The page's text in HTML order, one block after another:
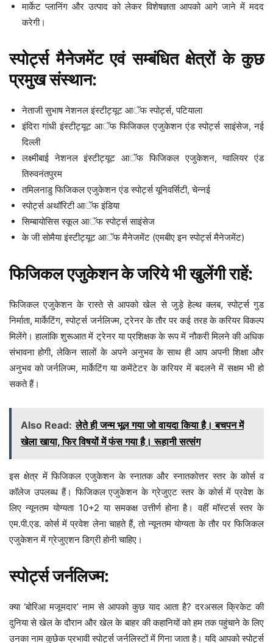
मार्केट प्लानिंग और उत्पाद को लेकर विशेषज्ञता आपको आगे जाने में मदद
करेगी।
स्पोर्ट्स मैनेजमेंट एवं सम्बंधित क्षेत्रों के कुछ
प्रमुख संस्थान:
नेताजी सुभाष नेशनल इंस्टीट्यूट आॅफ स्पोर्ट्स, पटियाला
इंदिरा गांधी इंस्टीट्यूट आॅफ फिजिकल एजुकेशन एंड स्पोर्ट्स साइंसेज, नई
दिल्ली
लक्ष्मीबाई नेशनल इंस्टीट्यूट आॅफ फिजिकल एजुकेशन, ग्वालियर एंड
तिरुवनंतपुरम
तमिलनाडु फिजिकल एजुकेशन एंड स्पोर्ट्स यूनिवर्सिटी, चेन्नई
स्पोर्ट्स अथॉरिटी आॅफ इंडिया
सिम्बायोसिस स्कूल आॅफ स्पोर्ट्स साइंसेज
के जी सोमैया इंस्टीट्यूट आॅफ मैनेजमेंट (एमबीए इन स्पोर्ट्स मैनेजमेंट)
फिजिकल एजुकेशन के जरिये भी खुलेंगी राहें:
फिजिकल एजुकेशन के रास्ते से आपको खेल से जुड़े हेल्थ क्लब, स्पोर्ट्स गुड
निर्माता, मार्केटिंग, स्पोर्ट्स जर्नलिज्म, ट्रेनर के तौर पर कई तरह के करियर विकल्प
मिलेंगे। हालांकि शुरूआत में ट्रेनर या प्रशिक्षक के रूप में नौकरी मिलने की अधिक
संभावना होगी, लेकिन सालों के अपने अनुभव के साथ ही आप अपनी शिक्षा और
अनुभव को जर्नलिज्म, मार्केटिंग या कमेंटेटर के करियर में बदलने में सक्षम भी हो
सकते हैं।
Also Read: लेते ही जन्म भूल गया जो वायदा किया है। बचपन में
खेला खाया, फिर विषयों में फंस गया है। रूहानी सत्संग
इस क्षेत्र में फिजिकल एजुकेशन के स्नातक और स्नातकोत्तर स्तर के कोर्स व
कॉलेज उपलब्ध हैं। फिजिकल एजुकेशन के ग्रेजुएट स्तर के कोर्स में प्रवेश के
लिए न्यूनतम योग्यता 10+2 या समकक्ष उत्तीर्ण होना है। वहीं मॉस्टर्स स्तर के
एम.पी.एड. कोर्स में प्रवेश लेना चाहते हैं, तो न्यूनतम योग्यता के तौर पर फिजिकल
एजुकेशन में ग्रेजुएशन डिग्री होनी चाहिए।
स्पोर्ट्स जर्नलिज्म:
क्या ‘बोरिआ मजूमदार’ नाम से आपको कुछ याद आता है? दरअसल क्रिकेट की
दुनिया से खेल के दौरान और खेल के बाहर की कहानियों को हम तक पहुंचाने के लिए
उनका नाम कुछेक प्रभावी स्पोर्ट्स जर्नलिस्टों में गिना जाता है। यदि आपको स्पोर्ट्स